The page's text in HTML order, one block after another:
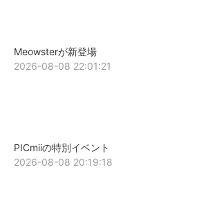
Meowsterが新登場
2026-08-08 22:01:21
PICmiiの特別イベント
2026-08-08 20:19:18